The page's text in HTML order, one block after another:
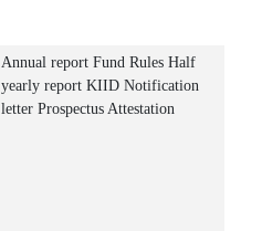
Annual report Fund Rules Half
yearly report KIID Notification
letter Prospectus Attestation